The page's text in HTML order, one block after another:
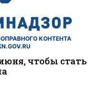
КОНТЕНТА
чтобы стать